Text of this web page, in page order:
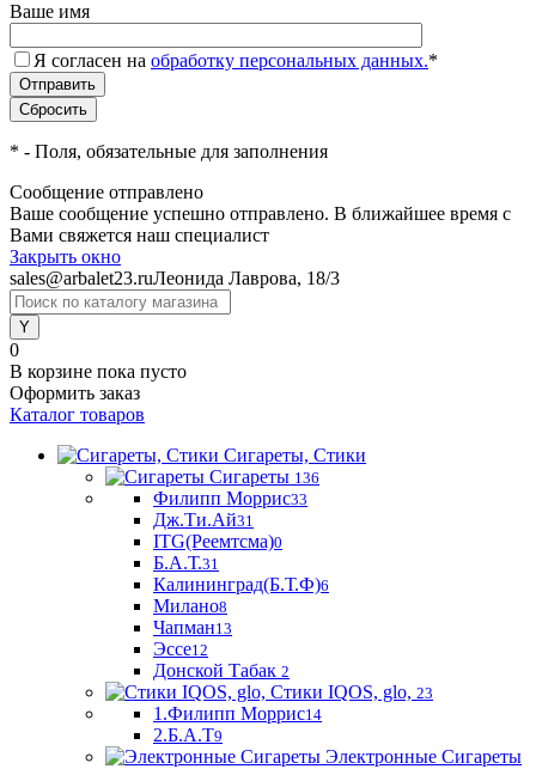
Ваше имя
Я согласен на обработку персональных данных.*
* - Поля, обязательные для заполнения
Сообщение отправлено
Ваше сообщение успешно отправлено. В ближайшее время с
Вами свяжется наш специалист
Закрыть окно
sales@arbalet23.ruЛеонида Лаврова, 18/3
0
В корзине пока пусто
Оформить заказ
Каталог товаров
Сигареты, Стики
Сигареты 136
Филипп Моррис33
Дж.Ти.Ай31
ITG(Реемтсма)0
Б.А.Т.31
Калининград(Б.Т.Ф)6
Милано8
Чапман13
Эссе12
Донской Табак 2
Стики IQOS, glo, 23
1.Филипп Моррис14
2.Б.А.Т9
Электронные Сигареты